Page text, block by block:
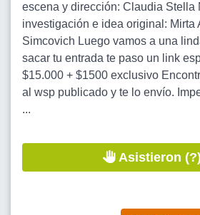
escena y dirección: Claudia Stella
investigación e idea original: Mirta
Simcovich Luego vamos a una
sacar tu entrada te paso un link
$15.000 + $1500 exclusivo
al wsp publicado y te lo envío.
...
Asistieron (?)